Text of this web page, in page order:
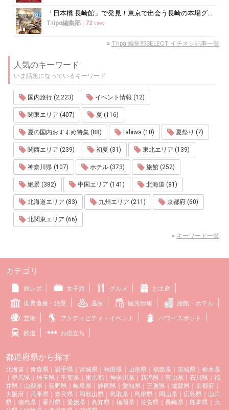
「日本橋 長崎館」で発見！東京で出会う長崎の本場グルメ＆名産品巡り
Tripα編集部 | 72 view
» Tripa 編集部SELECT イチオシ記事一覧
人気のキーワード
いま話題になっているキーワード
国内旅行 (2,223) イベント情報 (12)
関東エリア (407) 夏 (116)
夏の国内おすすめ特集 (88) tabiwa (10) 夏祭り (7)
関西エリア (239) 初夏 (31) 東北エリア (139)
神奈川県 (107) ホテル (373) 旅館 (252)
絶景 (382) 中国エリア (141) 北海道 (81)
北海道エリア (83) 九州エリア (211) 京都府 (60)
北関東エリア (66)
» キーワード一覧
カテゴリ
旅レポ 女子旅 グルメ お土産
世界遺産・絶景 温泉 観光情報 旅館・ホテル
芸術 アクティビティ・イベント パワースポット
鉄道 お役立ち
都道府県から探す
北海道 ｜青森県 ｜ 岩手県 ｜宮城県 ｜秋田県 ｜ 山形県 ｜福島県 ｜茨城県 ｜栃木県
｜ 群馬県 ｜埼玉県 ｜千葉県 ｜ 東京都 ｜神奈川県 ｜ 新潟県 ｜富山県 ｜石川県 ｜福
井県 ｜ 山梨県 ｜長野県 ｜岐阜県 ｜静岡県 ｜愛知県 ｜ 三重県 ｜滋賀県 ｜京都府 ｜
大阪府 ｜兵庫県 ｜奈良県 ｜和歌山県 ｜ 鳥取県 ｜島根県 ｜ 岡山県 ｜ 広島県 ｜ 山口
県 ｜徳島県 ｜香川県 ｜愛媛県 ｜高知県 ｜福岡県 ｜佐賀県 ｜長崎県 ｜ 熊本県 ｜ 大